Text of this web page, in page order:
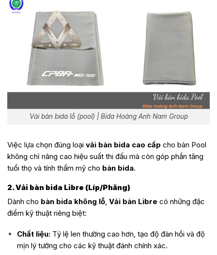
Vải bàn bida lỗ (pool) | Bida Hoàng Anh Nam Group
Việc lựa chọn đúng loại vải bàn bida cao cấp cho bàn Pool
không chỉ nâng cao hiệu suất thi đấu mà còn góp phần tăng
tuổi thọ và tính thẩm mỹ cho bàn bida.
2. Vải bàn bida Libre (Líp/Phăng)
Dành cho bàn bida không lỗ Vải bàn Libre có những đặc
điểm kỹ thuật riêng biệt:
Chất liệu: Tỷ lệ len thường cao hơn, tạo độ đàn hồi và độ
mịn lý tưởng cho các kỹ thuật đánh chính xác.